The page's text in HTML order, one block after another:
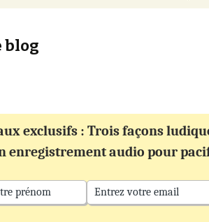
blog
exclusifs : Trois façons
enregistrement audio pour